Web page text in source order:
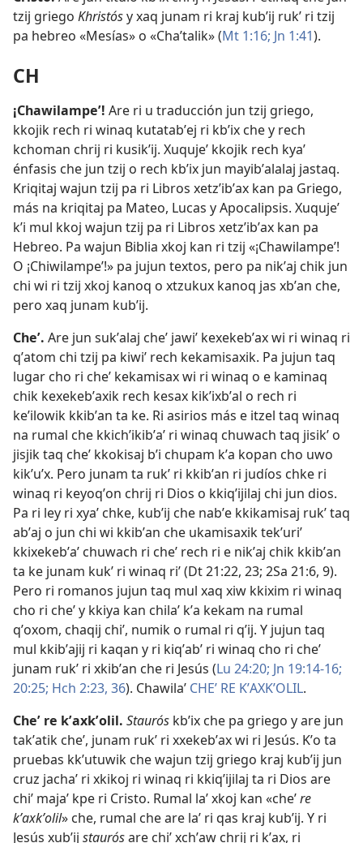
tzij griego Khristósy xaq junam ri kraj kubʼij rukʼ ri tzij
pa hebreo «Mesías» o «Chaʼtalik» (Mt 1:16; Jn 1:41).
CH
¡Chawilampeʼ! Are ri u traducción jun tzij griego,
kkojik rech ri winaq kutatabʼej ri kbʼix che y rech
kchoman chrij ri kusikʼij. Xuqujeʼ kkojik rech kyaʼ
énfasis che jun tzij o rech kbʼix jun mayibʼalalaj jastaq.
Kriqitaj wajun tzij pa ri Libros xetzʼibʼax kan pa Griego,
más na kriqitaj pa Mateo, Lucas y Apocalipsis. Xuqujeʼ
kʼi mul kkoj wajun tzij pa ri Libros xetzʼibʼax kan pa
Hebreo. Pa wajun Biblia xkoj kan ri tzij «¡Chawilampeʼ!
O ¡Chiwilampeʼ!» pa jujun textos, pero pa nikʼaj chik jun
chi wi ri tzij xkoj kanoq o xtzukux kanoq jas xbʼan che,
pero xaq junam kubʼij.
Cheʼ. Are jun sukʼalaj cheʼ jawiʼ kexekebʼax wi ri winaq ri
qʼatom chi tzij pa kiwiʼ rech kekamisaxik. Pa jujun taq
lugar cho ri cheʼ kekamisax wi ri winaq o e kaminaq
chik kexekebʼaxik rech kesax kikʼixbʼal o rech ri
keʼilowik kkibʼan ta ke. Ri asirios más e itzel taq winaq
na rumal che kkichʼikibʼaʼ ri winaq chuwach taq jisikʼ o
jisjik taq cheʼ kkokisaj bʼi chupam kʼa kopan cho uwo
kikʼuʼx. Pero junam ta rukʼ ri kkibʼan ri judíos chke ri
winaq ri keyoqʼon chrij ri Dios o kkiqʼijilaj chi jun dios.
Pa ri ley ri xyaʼ chke, kubʼij che nabʼe kkikamisaj rukʼ taq
abʼaj o jun chi wi kkibʼan che ukamisaxik tekʼuriʼ
kkixekebʼaʼ chuwach ri cheʼ rech ri e nikʼaj chik kkibʼan
ta ke junam kukʼ ri winaq riʼ (Dt 21:22, 23; 2Sa 21:6, 9).
Pero ri romanos jujun taq mul xaq xiw kkixim ri winaq
cho ri cheʼ y kkiya kan chilaʼ kʼa kekam na rumal
qʼoxom, chaqij chiʼ, numik o rumal ri qʼij. Y jujun taq
mul kkibʼajij ri kaqan y ri kiqʼabʼ ri winaq cho ri cheʼ
junam rukʼ ri xkibʼan che ri Jesús (Lu 24:20; Jn 19:14-16;
20:25; Hch 2:23, 36). Chawilaʼ CHEʼ RE KʼAXKʼOLIL.
Cheʼ re kʼaxkʼolil. Staurós kbʼix che pa griego y are jun
takʼatik cheʼ, junam rukʼ ri xxekebʼax wi ri Jesús. Kʼo ta
pruebas kkʼutuwik che wajun tzij griego kraj kubʼij jun
cruz jachaʼ ri xkikoj ri winaq ri kkiqʼijilaj ta ri Dios are
chiʼ majaʼ kpe ri Cristo. Rumal laʼ xkoj kan «cheʼre
kʼaxkʼolil» che, rumal che are laʼ ri qas kraj kubʼij. Y ri
Jesús xubʼij staurósare chiʼ xchʼaw chrij ri kʼax, ri